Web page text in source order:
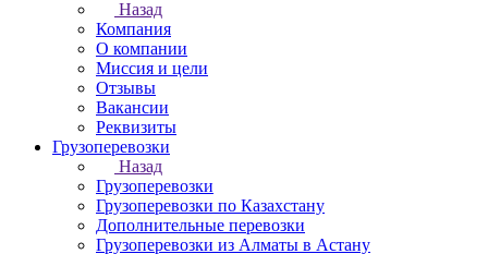
Назад
Компания
О компании
Миссия и цели
Отзывы
Вакансии
Реквизиты
Грузоперевозки
Назад
Грузоперевозки
Грузоперевозки по Казахстану
Дополнительные перевозки
Грузоперевозки из Алматы в Астану